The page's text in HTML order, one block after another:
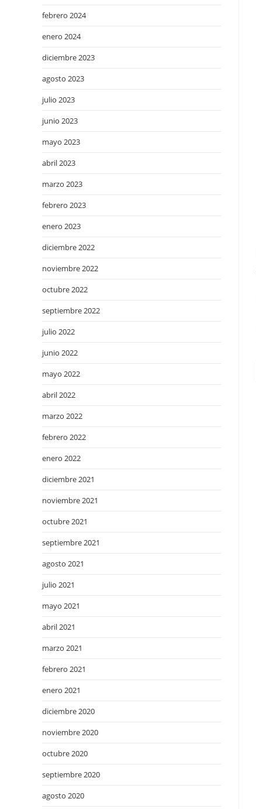
febrero 2024
enero 2024
diciembre 2023
agosto 2023
julio 2023
junio 2023
mayo 2023
abril 2023
marzo 2023
febrero 2023
enero 2023
diciembre 2022
noviembre 2022
octubre 2022
septiembre 2022
julio 2022
junio 2022
mayo 2022
abril 2022
marzo 2022
febrero 2022
enero 2022
diciembre 2021
noviembre 2021
octubre 2021
septiembre 2021
agosto 2021
julio 2021
mayo 2021
abril 2021
marzo 2021
febrero 2021
enero 2021
diciembre 2020
noviembre 2020
octubre 2020
septiembre 2020
agosto 2020